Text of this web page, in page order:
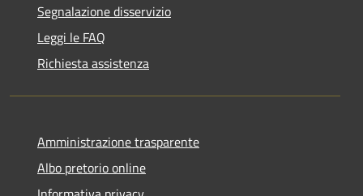
Segnalazione disservizio
Leggi le FAQ
Richiesta assistenza
Amministrazione trasparente
Albo pretorio online